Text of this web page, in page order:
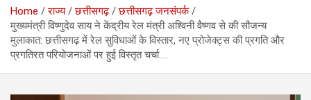
Home राज्य छत्तीसगढ़
छत्तीसगढ़ जनसंपर्क
मुख्यमंत्री विष्णुदेव साय ने केंद्रीय रेल मंत्री अश्विनी वैष्णव से की सौजन्य
मुलाकात: छत्तीसगढ़ में रेल सुविधाओं के विस्तार, नए प्रोजेक्ट्स की प्रगति और
प्रगतिरत परियोजनाओं पर हुई विस्तृत चर्चा….